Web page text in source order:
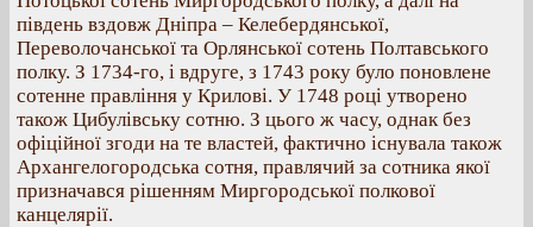
південь вздовж Дніпра – Келебердянської,
Переволочанської та Орлянської сотень Полтавського
полку. З 1734-го, і вдруге, з 1743 року було поновлене
сотенне правління у Крилові. У 1748 році утворено
також Цибулівську сотню. З цього ж часу, однак без
офіційної згоди на те властей, фактично існувала також
Архангелогородська сотня, правлячий за сотника якої
призначався рішенням Миргородської полкової
канцелярії.